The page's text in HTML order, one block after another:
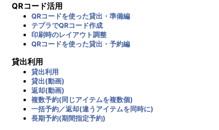
QRコード活用
QRコードを使った貸出・準備編
テプラでQRコード作成
印刷時のレイアウト調整
QRコードを使った貸出・予約編
貸出利用
貸出利用
貸出(動画)
返却(動画)
複数予約(同じアイテムを複数個)
一括予約／返却(違うアイテムを同時に)
長期予約(期間指定予約)